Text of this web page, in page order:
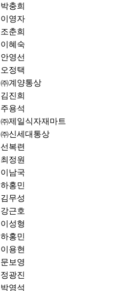
박충희
이영자
조춘희
이혜숙
안영선
오정택
㈜계양통상
김진희
주용석
㈜제일식자재마트
㈜신세대통상
선복련
최정원
이남국
하홍민
김무성
강근호
이성형
하홍민
이용현
문보영
정광진
박영석